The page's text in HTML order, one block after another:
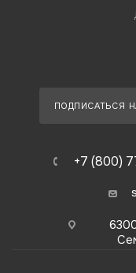
ПОДПИСАТЬСЯ
+7 (800)